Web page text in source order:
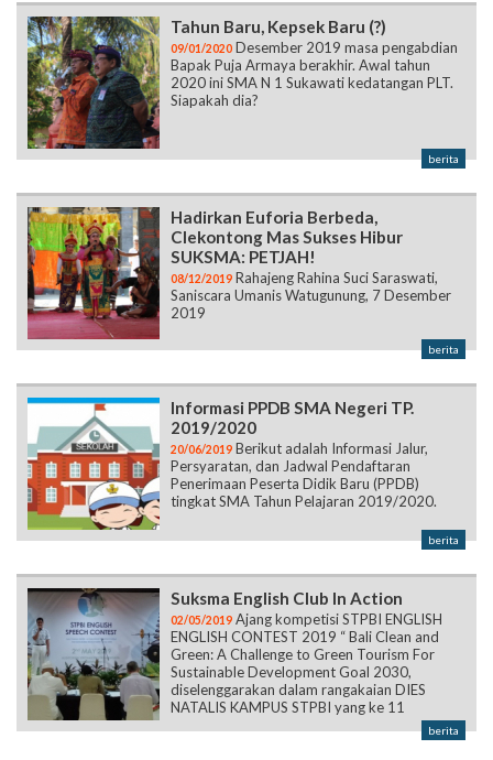
Tahun Baru, Kepsek Baru (?)
09/01/2020 Desember 2019 masa pengabdian
Bapak Puja Armaya berakhir. Awal tahun
2020 ini SMA N 1 Sukawati kedatangan PLT.
Siapakah dia?
berita
Hadirkan Euforia Berbeda,
Clekontong Mas Sukses Hibur
SUKSMA: PETJAH!
08/12/2019 Rahajeng Rahina Suci Saraswati,
Saniscara Umanis Watugunung, 7 Desember
2019
berita
Informasi PPDB SMA Negeri TP.
2019/2020
20/06/2019 Berikut adalah Informasi Jalur,
Persyaratan, dan Jadwal Pendaftaran
Penerimaan Peserta Didik Baru (PPDB)
tingkat SMA Tahun Pelajaran 2019/2020.
berita
Suksma English Club In Action
02/05/2019 Ajang kompetisi STPBI ENGLISH
ENGLISH CONTEST 2019 “ Bali Clean and
Green: A Challenge to Green Tourism For
Sustainable Development Goal 2030,
diselenggarakan dalam rangakaian DIES
NATALIS KAMPUS STPBI yang ke 11
berita